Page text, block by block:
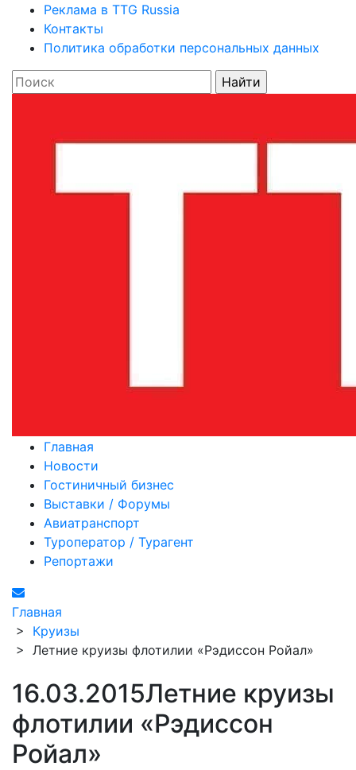
Реклама в TTG Russia
Контакты
Политика обработки персональных данных
Главная
Новости
Гостиничный бизнес
Выставки / Форумы
Авиатранспорт
Туроператор / Турагент
Репортажи
Главная
> Круизы
> Летние круизы флотилии «Рэдиссон Ройал»
16.03.2015Летние круизы
флотилии «Рэдиссон
Ройал»